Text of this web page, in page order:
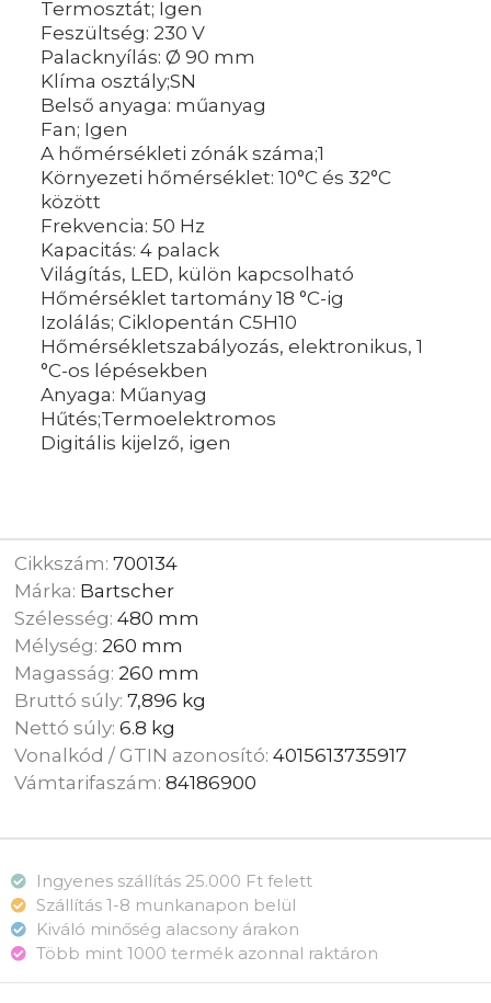
Termosztát; Igen
Feszültség: 230 V
Palacknyílás: Ø 90 mm
Klíma osztály;SN
Belső anyaga: műanyag
Fan; Igen
A hőmérsékleti zónák száma;1
Környezeti hőmérséklet: 10°C és 32°C
között
Frekvencia: 50 Hz
Kapacitás: 4 palack
Világítás, LED, külön kapcsolható
Hőmérséklet tartomány 18 °C-ig
Izolálás; Ciklopentán C5H10
Hőmérsékletszabályozás, elektronikus, 1
°C-os lépésekben
Anyaga: Műanyag
Hűtés;Termoelektromos
Digitális kijelző, igen
Cikkszám:700134
Márka: Bartscher
Szélesség:480 mm
Mélység: 260 mm
Magasság: 260 mm
Bruttó súly:7,896 kg
Nettó súly:6.8 kg
Vonalkód / GTIN azonosító:4015613735917
Vámtarifaszám:84186900
Ingyenes szállítás 25.000 Ft felett
Szállítás 1-8 munkanapon belül
Kiváló minőség alacsony árakon
Több mint 1000 termék azonnal raktáron